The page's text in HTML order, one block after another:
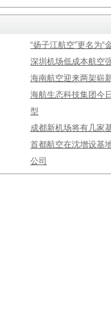
“扬子江航空”更名为“
深圳机场低成本航空
海南航空迎来两架崭
海航生态科技集团今
型
成都新机场将有几家
首都航空在沈增设基
公司